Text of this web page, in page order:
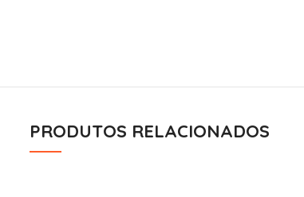
PRODUTOS RELACIONADOS